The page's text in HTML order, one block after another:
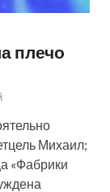
плечо
Михаил;
«Фабрики